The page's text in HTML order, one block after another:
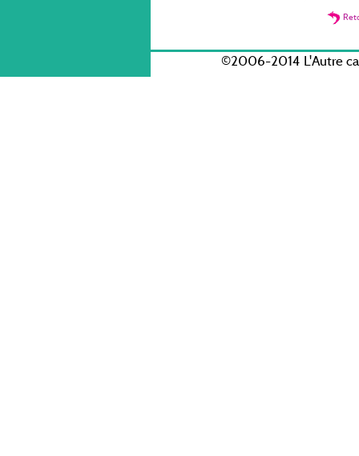
©2006-2014 L'Autre